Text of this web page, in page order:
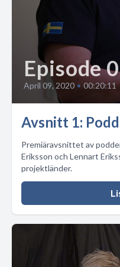
Episode 0
April 09, 2020 • 00:20:11
Avsnitt 1:
Premiäravsnittet av
Eriksson och Lennart
projektländer.